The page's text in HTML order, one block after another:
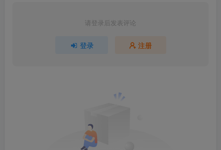
请登录后发表评论
登录 注册